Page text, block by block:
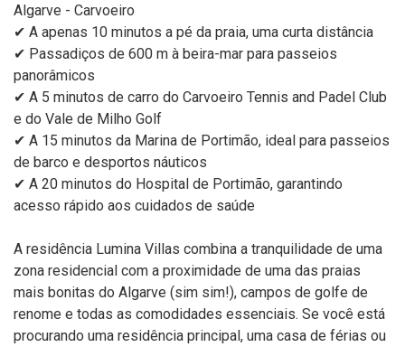
Algarve - Carvoeiro
✔ A apenas 10 minutos a pé da praia, uma curta distância
✔ Passadiços de 600 m à beira-mar para passeios
panorâmicos
✔ A 5 minutos de carro do Carvoeiro Tennis and Padel Club
e do Vale de Milho Golf
✔ A 15 minutos da Marina de Portimão, ideal para passeios
de barco e desportos náuticos
✔ A 20 minutos do Hospital de Portimão, garantindo
acesso rápido aos cuidados de saúde
A residência Lumina Villas combina a tranquilidade de uma
zona residencial com a proximidade de uma das praias
mais bonitas do Algarve (sim sim!), campos de golfe de
renome e todas as comodidades essenciais. Se você está
procurando uma residência principal, uma casa de férias ou